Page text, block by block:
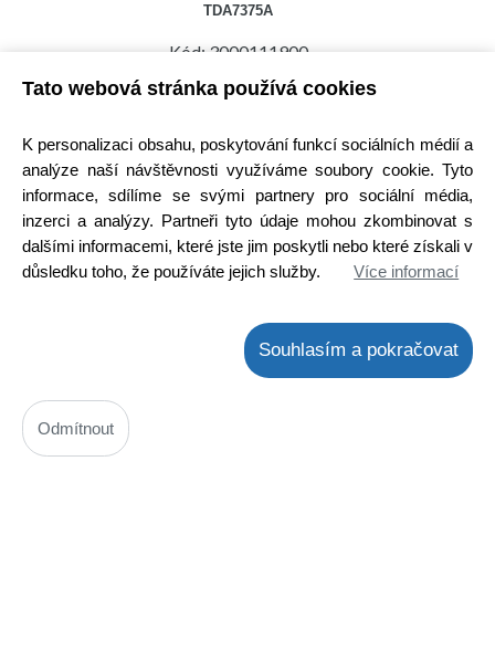
Tato webová stránka používá cookies
K personalizaci obsahu, poskytování funkcí sociálních médií a
analýze naší návštěvnosti využíváme soubory cookie. Tyto
informace, sdílíme se svými partnery pro sociální média,
inzerci a analýzy. Partneři tyto údaje mohou zkombinovat s
dalšími informacemi, které jste jim poskytli nebo které získali v
důsledku toho, že používáte jejich služby.
Více informací
Souhlasím a pokračovat
Odmítnout
TDA7375A
Kód: 3000111900
Cena bez DPH: 278,32 Kč
Cena s DPH: 336,74 Kč
Skladem na prodejně
Detail